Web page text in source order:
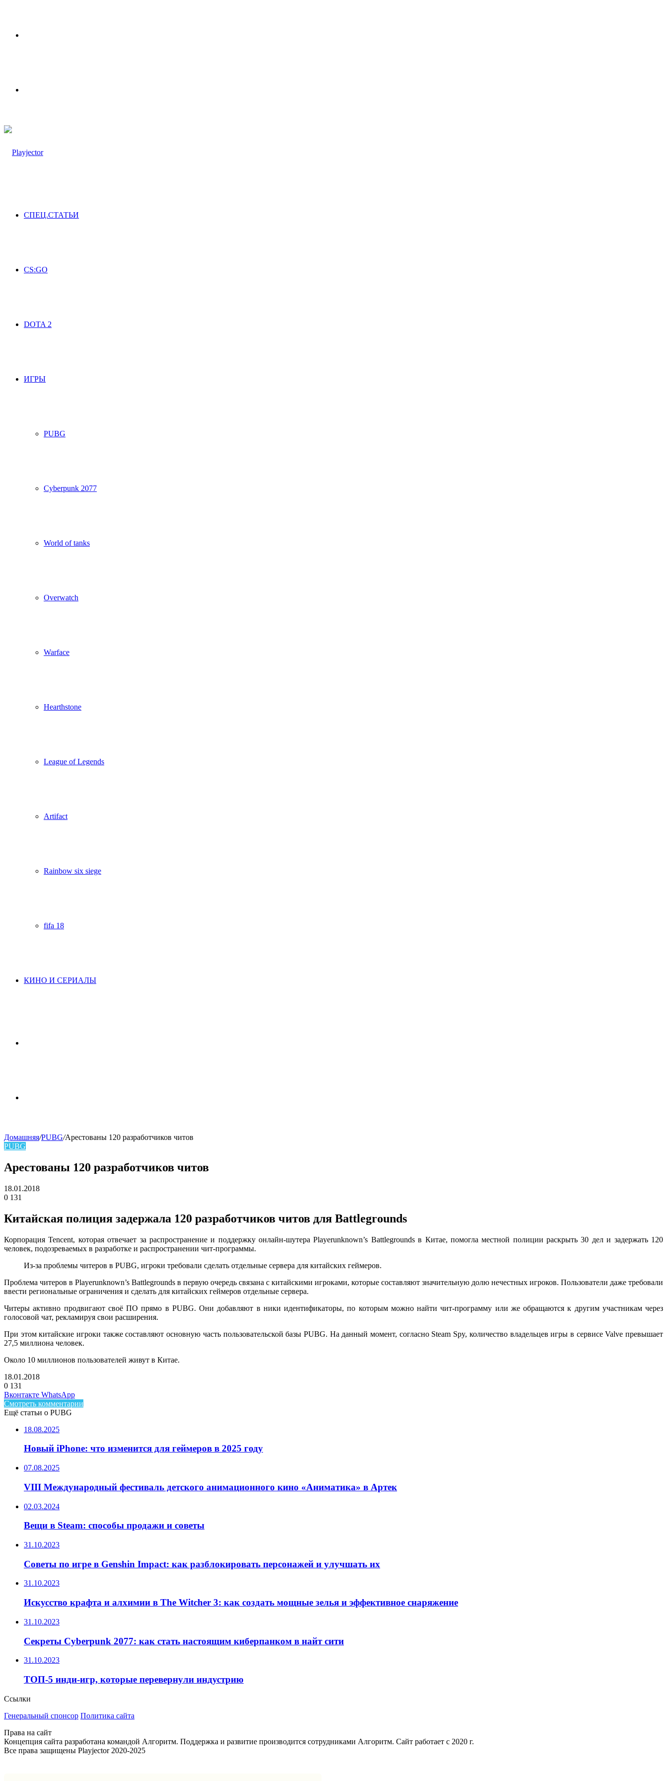
СПЕЦ.СТАТЬИ
CS:GO
DOTA 2
ИГРЫ
PUBG
Cyberpunk 2077
World of tanks
Overwatch
Warface
Hearthstone
League of Legends
Artifact
Rainbow six siege
fifa 18
КИНО И СЕРИАЛЫ
skin
Домашняя/PUBG/Арестованы 120 разработчиков читов
PUBG
Арестованы 120 разработчиков читов
18.01.2018
0 131
Китайская полиция задержала 120 разработчиков читов для Battlegrounds
Корпорация Tencent, которая отвечает за распространение и поддержку онлайн-шутера Playerunknown’s Battlegrounds в Китае, помогла местной полиции раскрыть 30 дел и задержать 120
человек, подозреваемых в разработке и распространении чит-программы.
Из-за проблемы читеров в PUBG, игроки требовали сделать отдельные сервера для китайских геймеров.
Проблема читеров в Playerunknown’s Battlegrounds в первую очередь связана с китайскими игроками, которые составляют значительную долю нечестных игроков. Пользователи даже требовали
ввести региональные ограничения и сделать для китайских геймеров отдельные сервера.
Читеры активно продвигают своё ПО прямо в PUBG. Они добавляют в ники идентификаторы, по которым можно найти чит-программу или же обращаются к другим участникам через
голосовой чат, рекламируя свои расширения.
При этом китайские игроки также составляют основную часть пользовательской базы PUBG. На данный момент, согласно Steam Spy, количество владельцев игры в сервисе Valve превышает
27,5 миллиона человек.
Около 10 миллионов пользователей живут в Китае.
18.01.2018
0 131
Facebook
Twitter
LinkedIn
Вконтакте WhatsAppTelegram
Смотреть комментарии
Ещё статьи о PUBG
18.08.2025
Новый iPhone: что изменится для геймеров в 2025 году
07.08.2025
VIII Международный фестиваль детского анимационного кино «Аниматика» в Артек
02.03.2024
Вещи в Steam: способы продажи и советы
31.10.2023
Советы по игре в Genshin Impact: как разблокировать персонажей и улучшать их
31.10.2023
Искусство крафта и алхимии в The Witcher 3: как создать мощные зелья и эффективное снаряжение
31.10.2023
Секреты Cyberpunk 2077: как стать настоящим киберпанком в найт сити
31.10.2023
ТОП-5 инди-игр, которые перевернули индустрию
Ссылки
Генеральный спонсор Политика сайта
Права на сайт
Концепция сайта разработана командой Алгоритм. Поддержка и развитие производится сотрудниками Алгоритм. Сайт работает с 2020 г.
Все права защищены Playjector 2020-2025